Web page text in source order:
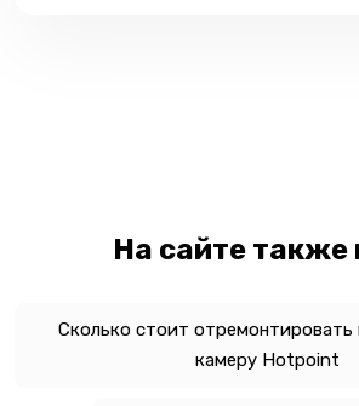
На сайте также
Сколько стоит
камеру Hotpoint